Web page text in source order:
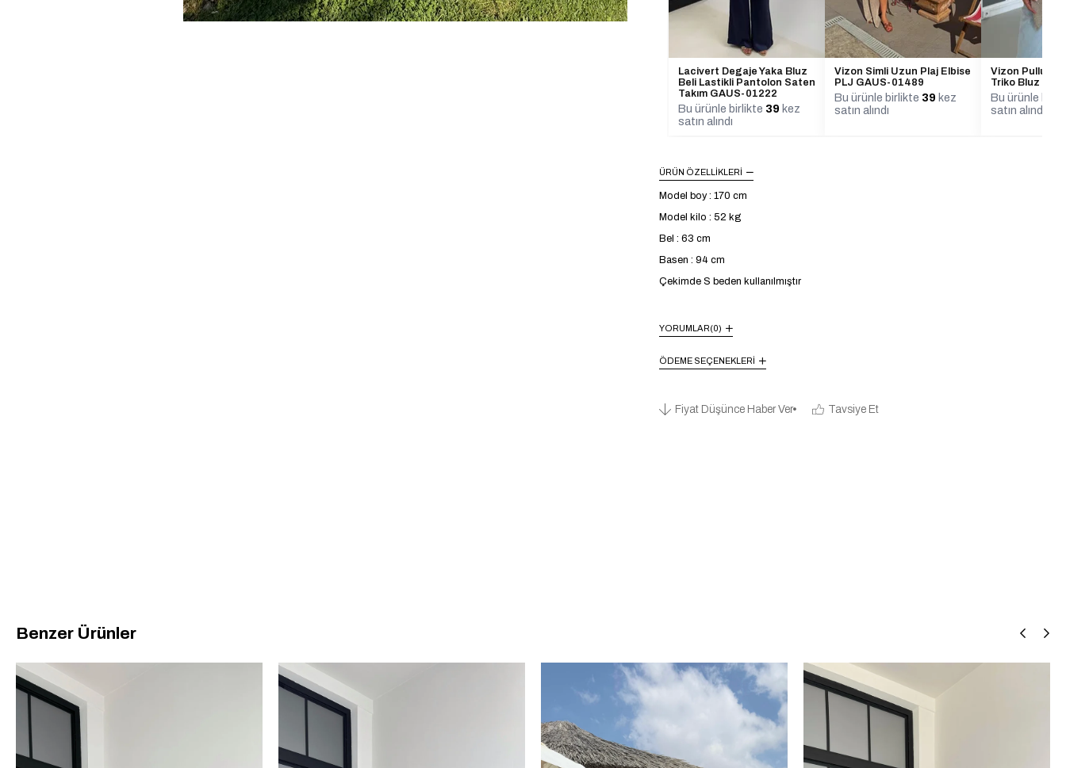
Lacivert Degaje Yaka Bluz
Beli Lastikli Pantolon Saten
Takım GAUS-01222
Bu ürünle birlikte 39 kez
satın alındı
Vizon Simli Uzun Plaj Elbise
PLJ GAUS-01489
Bu ürünle birlikte 39 kez
satın alındı
Vizon Pullu
Triko Bluz
Bu ürünle
satın alındı
ÜRÜN ÖZELLIKLERI
Model boy : 170 cm
Model kilo : 52 kg
Bel : 63 cm
Basen : 94 cm
Çekimde S beden kullanılmıştır
YORUMLAR(0)
ÖDEME SEÇENEKLERI
Fiyat Düşünce Haber Ver Tavsiye Et
Benzer Ürünler